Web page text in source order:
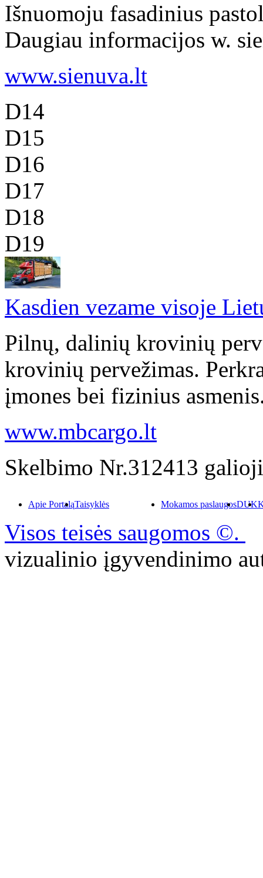
Išnuomoju fasadinius
Daugiau informacijos w.
www.sienuva.lt
D14
D15
D16
D17
D18
D19
Kasdien vezame visoje
Pilnų, dalinių krovinių
krovinių pervežimas.
įmones bei fizinius
www.mbcargo.lt
Skelbimo Nr.312413
Apie PortaląTaisyklės Mokamos paslaugosDUK
Visos teisės saugomos ©.
vizualinio įgyvendinimo